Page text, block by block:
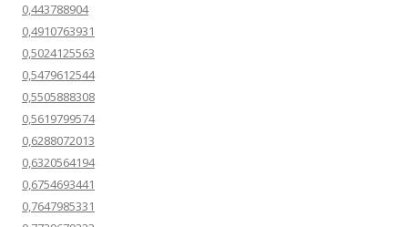
0,443788904
0,4910763931
0,5024125563
0,5479612544
0,5505888308
0,5619799574
0,6288072013
0,6320564194
0,6754693441
0,7647985331